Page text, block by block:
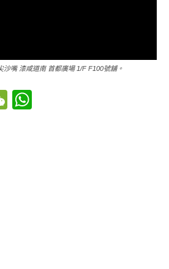
沙嘴 漆咸道南 首都廣場 1/F F100號舖。
WeChat